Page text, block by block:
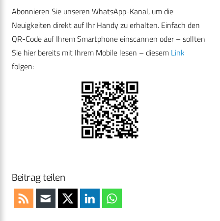
Abonnieren Sie unseren WhatsApp-Kanal, um die
Neuigkeiten direkt auf Ihr Handy zu erhalten. Einfach den
QR-Code auf Ihrem Smartphone einscannen oder – sollten
Sie hier bereits mit Ihrem Mobile lesen – diesem Link
folgen:
Beitrag teilen